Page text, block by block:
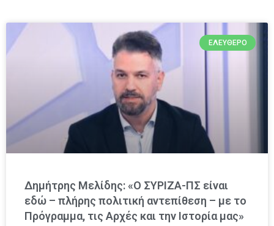
ΕΛΕΎΘΕΡΟ
Δημήτρης Μελίδης: «Ο ΣΥΡΙΖΑ-ΠΣ είναι
εδώ – πλήρης πολιτική αντεπίθεση – με το
Πρόγραμμα, τις Αρχές και την Ιστορία μας»